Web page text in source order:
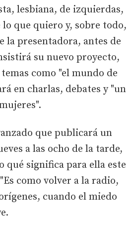
lesbiana, de izquierdas,
que quiero y, sobre todo,
la presentadora, antes de
su nuevo proyecto,
como "el mundo de
en charlas, debates y "un
que publicará un
a las ocho de la tarde,
qué significa para ella este
como volver a la radio,
cuando el miedo